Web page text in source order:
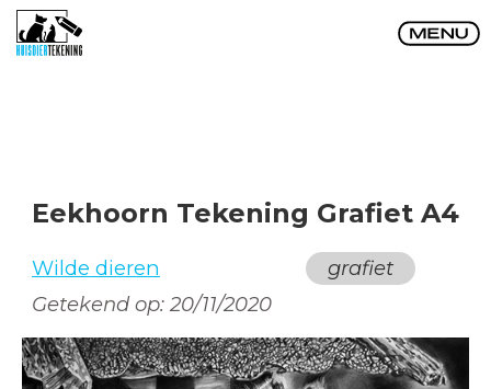
Eekhoorn Tekening Grafiet A4
Wilde dieren
grafiet
Getekend op:20/11/2020